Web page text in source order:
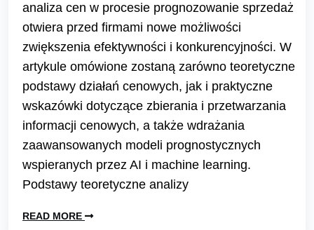
analiza cen w procesie prognozowanie sprzedaż
otwiera przed firmami nowe możliwości
zwiększenia efektywności i konkurencyjności. W
artykule omówione zostaną zarówno teoretyczne
podstawy działań cenowych, jak i praktyczne
wskazówki dotyczące zbierania i przetwarzania
informacji cenowych, a także wdrażania
zaawansowanych modeli prognostycznych
wspieranych przez AI i machine learning.
Podstawy teoretyczne analizy
READ MORE